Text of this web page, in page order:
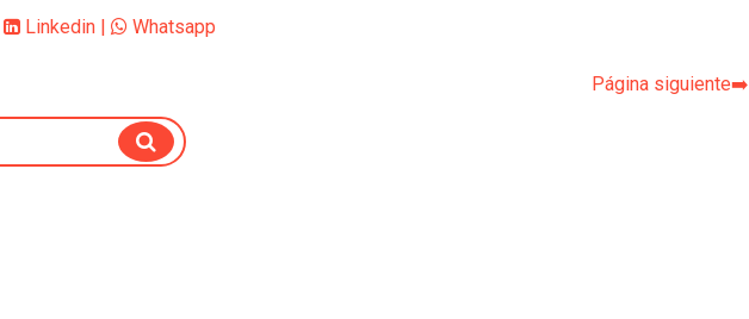
Linkedin | Whatsapp
Página siguiente➡️